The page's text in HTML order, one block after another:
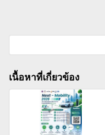
เนื้อหาที่เกี่ยวข้อง